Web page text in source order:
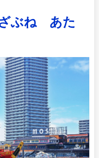
ぶね あた